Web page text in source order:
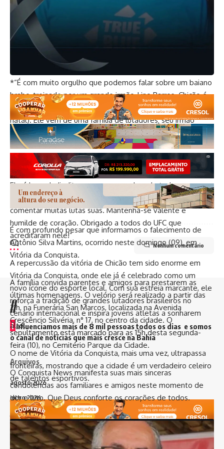
redes sociais. Minotauro destacou o talento do lutador e
sua trajetória sob a orientação de Lino Barros, além do
envolvimento de sua família com o esporte.
Homenagem de Minotauro a Chicão
*“É com muito orgulho que podemos falar sobre um baiano
brabo, treinado por um grande irmão, Lino Barros. Chicão é
meu conterrâneo de Vitória da Conquista (minha terra
natal). Ele vem de uma família de lutadores; seu irmão
Tiago trabalha em projetos sociais. Nosso gigante do bem,
com mais de dois metros de altura, estreou com uma
impressionante vitória no UFC.
Ele é bom de Jiu-Jitsu, mas vem resolvendo todas as suas
lutas na trocação. Vida longa na organização, brabo! Espero
comentar muitas lutas suas. Mantenha-se valente e
humilde de coração. Obrigado a todos do UFC que
acreditaram nele!”
A repercussão da vitória de Chicão tem sido enorme em
Vitória da Conquista, onde ele já é celebrado como um
novo ícone do esporte local. Com sua estreia marcante, ele
reforça a tradição de grandes lutadores brasileiros no
cenário internacional e inspira jovens atletas a sonharem
alto.
O nome de Vitória da Conquista, mais uma vez, ultrapassa
fronteiras, mostrando que a cidade é um verdadeiro celeiro
de talentos esportivos.
É com profundo pesar que informamos o falecimento de
Antônio Silva Martins, ocorrido neste domingo (09), em
Vitória da Conquista.
A família convida parentes e amigos para prestarem as
últimas homenagens. O velório será realizado a partir das
21h, na Funerária San Marcos, localizada na Avenida
Crescêncio Silvéria, n° 17, no centro da cidade. O
sepultamento está marcado para as 15h desta segunda-
feira (10), no Cemitério Parque da Cidade.
O Conquista News manifesta suas mais sinceras
condolências aos familiares e amigos neste momento de
dor e luto. Que Deus conforte os corações de todos.
Nenhum comentário
//
I nfluenciamos mais de 8 mil pessoas todos os dias e somos
o canal de notícias que mais cresce na Bahia
Arquivos
agosto 2026
julho 2026
junho 2026
maio 2026
abril 2026